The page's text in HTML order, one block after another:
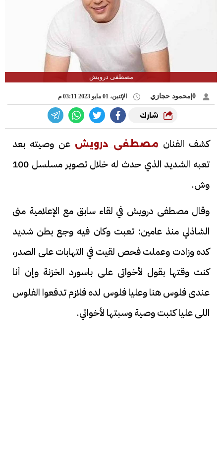
مصطفى درويش
الإثنين، 01 مايو 2023 03:11 م
شارك
كشف الفنان مصطفى درويش عن وصيته بعد
تعبه الشديد الذي حدث له خلال تصوير مسلسل 100
وش.
وقال مصطفى درويش في لقاء سابق مع الإعلامية منى
الشاذلي منذ عامين: تعبت وكان فيه وجع بطن شديد
كده وزادت وعملت فحص لقيت في التهابات على الصدر،
كنت وقتها بقول لأخواتى على باسورد الخزنة وإن أنا
عندى فلوس هنا وعليا فلوس لده فلازم تدفعوا الفلوس
اللى عليا كتبت وصية وسبتها لأخواتي.